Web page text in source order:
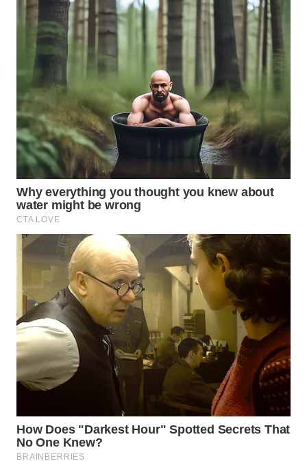
WN
MANDALIKA
LIKUPANG
WN
LABUANBAJO
WN
BORNEO
Media
Group
WAHANA
NEWS
WAHANA
TANI
WAHANA
WAHANA
INFRASTRUKTUR